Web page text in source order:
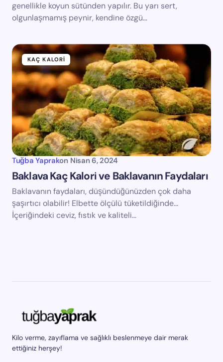
genellikle koyun sütünden yapılır. Bu yarı sert,
olgunlaşmamış peynir, kendine özgü…
KAÇ KALORI
Tuğba Yaprakon Nisan 6, 2024
Baklava Kaç Kalori ve Baklavanın Faydaları
Baklavanın faydaları, düşündüğünüzden çok daha
şaşırtıcı olabilir! Elbette ölçülü tüketildiğinde…
İçeriğindeki ceviz, fıstık ve kaliteli…
Kilo verme, zayıflama ve sağlıklı beslenmeye dair merak
ettiğiniz herşey!